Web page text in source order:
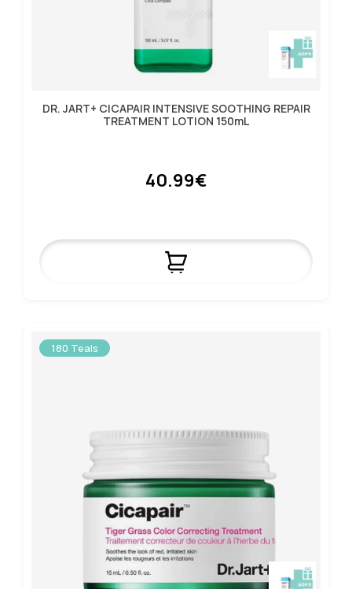
DR. JART+ CICAPAIR INTENSIVE SOOTHING REPAIR
TREATMENT LOTION 150mL
40.99€
180 Teals